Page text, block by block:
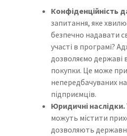
Конфіденційність
запитання, яке
безпечно надавати
участі в програмі?
дозволяємо державі
покупки. Це може
непередбачуваних
підприємців.
Юридичні наслідки.
можуть містити
дозволяють